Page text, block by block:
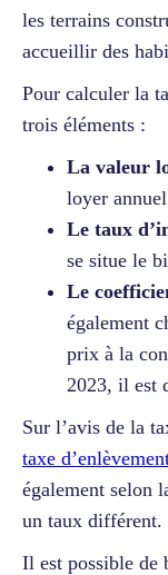
les terrains
accueillir des
Pour calculer la
trois éléments :
La valeur
loyer
Le taux
se situe le
Le
également
prix à la
2023, il est
Sur l’avis de la
taxe
également selon
un taux différent.
Il est possible de